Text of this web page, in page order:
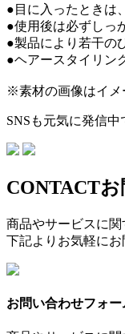
●目に入ったときは
●使用後は必ずしっ
●製品により若干の
●ヘアースタイリン
※素材の画像はイメ
SNSも元気に発信中
CONTACTお
商品やサービスに関
下記よりお気軽にお
お問い合わせフォー